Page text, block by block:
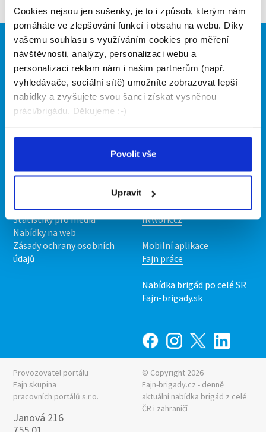
Cookies nejsou jen sušenky, je to i způsob, kterým nám
pomáháte ve zlepšování funkcí i obsahu na webu. Díky
vašemu souhlasu s využíváním cookies pro měření
návštěvnosti, analýzy, personalizaci webu a
personalizaci reklam nám i našim partnerům (např.
vyhledávače, sociální sítě) umožníte zobrazovat lepší
nabídky a zvyšujete svou šanci získat vysněnou
práci/brigádu. Děkujeme :-)
Povolit vše
Upravit
Brigádníci
Články
Hledané brigády
Firmy
Vložit inzerát
Ceník
Propagace
O portálu
Kontakt
O nás
Upravit předvolby cookies
Statistiky pro média
Nabídky na web
Zásady ochrany osobních
údajů
Fajn brigády
Nabídka práce z celé ČR
INwork.cz
Mobilní aplikace
Fajn práce
Nabídka brigád po celé SR
Fajn-brigady.sk
Provozovatel portálu
Fajn skupina
pracovních portálů s.r.o.
Janová 216
© Copyright 2026
Fajn-brigady.cz - denně
aktuální nabídka brigád z celé
ČR i zahraničí